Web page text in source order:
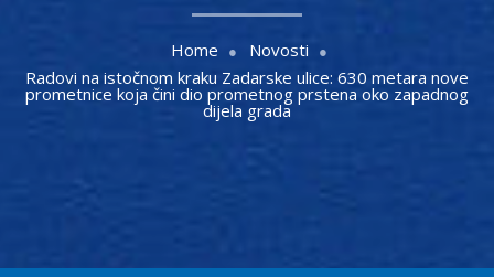
Home
Novosti
Radovi na istočnom kraku Zadarske ulice: 630 metara nove
prometnice koja čini dio prometnog prstena oko zapadnog
dijela grada